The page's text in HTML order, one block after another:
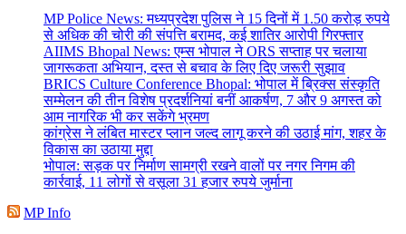
MP Police News: मध्यप्रदेश पुलिस ने 15 दिनों में 1.50 करोड़ रुपये
से अधिक की चोरी की संपत्ति बरामद, कई शातिर आरोपी गिरफ्तार
AIIMS Bhopal News: एम्स भोपाल ने ORS सप्ताह पर चलाया
जागरूकता अभियान, दस्त से बचाव के लिए दिए जरूरी सुझाव
BRICS Culture Conference Bhopal: भोपाल में ब्रिक्स संस्कृति
सम्मेलन की तीन विशेष प्रदर्शनियां बनीं आकर्षण, 7 और 9 अगस्त को
आम नागरिक भी कर सकेंगे भ्रमण
कांग्रेस ने लंबित मास्टर प्लान जल्द लागू करने की उठाई मांग, शहर के
विकास का उठाया मुद्दा
भोपाल: सड़क पर निर्माण सामग्री रखने वालों पर नगर निगम की
कार्रवाई, 11 लोगों से वसूला 31 हजार रुपये जुर्माना
MP Info